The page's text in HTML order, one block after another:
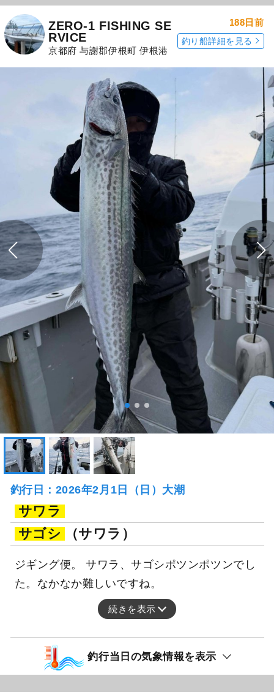
ZERO-1 FISHING SE
RVICE
京都府 与謝郡伊根町 伊根港
188日前
釣り船詳細を見る
釣行日：2026年2月1日（日）大潮
サワラ
サゴシ
（サワラ）
ジギング便。 サワラ、サゴシポツンポツンでし
た。なかなか難しいですね。
続きを表示
釣行当日の気象情報を表示